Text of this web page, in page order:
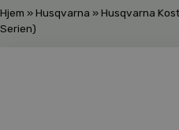
Hjem »Husqvarna »Husqvarna
Serien)